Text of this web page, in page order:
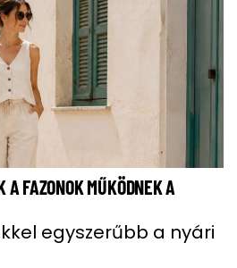
FAZONOK MŰKÖDNEK A
egyszerűbb a nyári